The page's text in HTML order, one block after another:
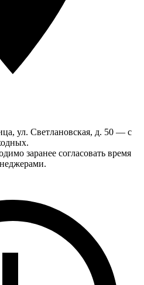
ул. Светлановская, д. 50 — с
заранее согласовать время